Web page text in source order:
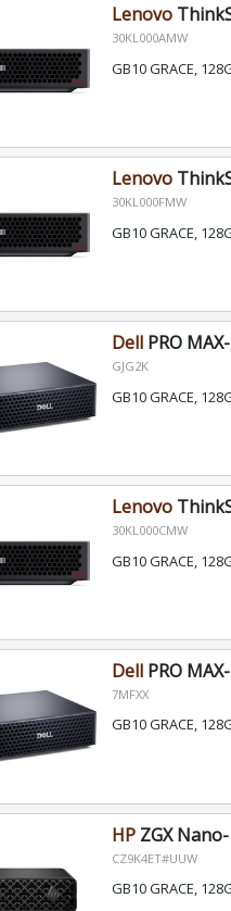
Lenovo
30KL000AMW
GB10 GRACE,
Lenovo
30KL000FMW
GB10 GRACE,
DellPRO
GJG2K
GB10 GRACE,
Lenovo
30KL000CMW
GB10 GRACE,
DellPRO
7MFXX
GB10 GRACE,
HPZGX
CZ9K4ET#UUW
GB10 GRACE,